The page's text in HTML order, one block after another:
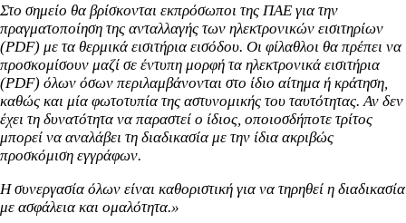
Στο σημείο θα βρίσκονται εκπρόσωποι της ΠΑΕ για την
πραγματοποίηση της ανταλλαγής των ηλεκτρονικών εισιτηρίων
(PDF) με τα θερμικά εισιτήρια εισόδου. Οι φίλαθλοι θα πρέπει να
προσκομίσουν μαζί σε έντυπη μορφή τα ηλεκτρονικά εισιτήρια
(PDF) όλων όσων περιλαμβάνονται στο ίδιο αίτημα ή κράτηση,
καθώς και μία φωτοτυπία της αστυνομικής του ταυτότητας. Αν δεν
έχει τη δυνατότητα να παραστεί ο ίδιος, οποιοσδήποτε τρίτος
μπορεί να αναλάβει τη διαδικασία με την ίδια ακριβώς
προσκόμιση εγγράφων.
Η συνεργασία όλων είναι καθοριστική για να τηρηθεί η διαδικασία
με ασφάλεια και ομαλότητα.»